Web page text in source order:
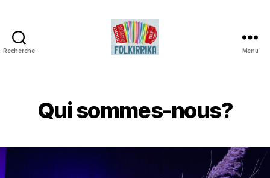
Recherche Menu
Qui sommes-nous?